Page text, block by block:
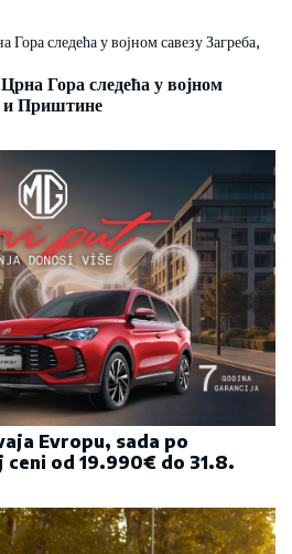
Гора следећа у војном
и Приштине
Evropu, sada po
od 19.990€ do 31.8.